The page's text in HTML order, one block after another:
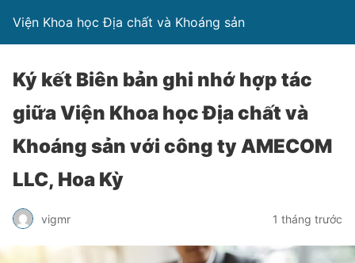
Viện Khoa học Địa chất và Khoáng sản
Ký kết Biên bản ghi nhớ hợp tác
giữa Viện Khoa học Địa chất và
Khoáng sản với công ty AMECOM
LLC, Hoa Kỳ
vigmr 1 tháng trước